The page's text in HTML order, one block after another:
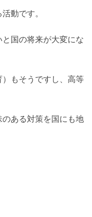
動です。
国の将来が大変にな
もそうですし、高等
ある対策を国にも地